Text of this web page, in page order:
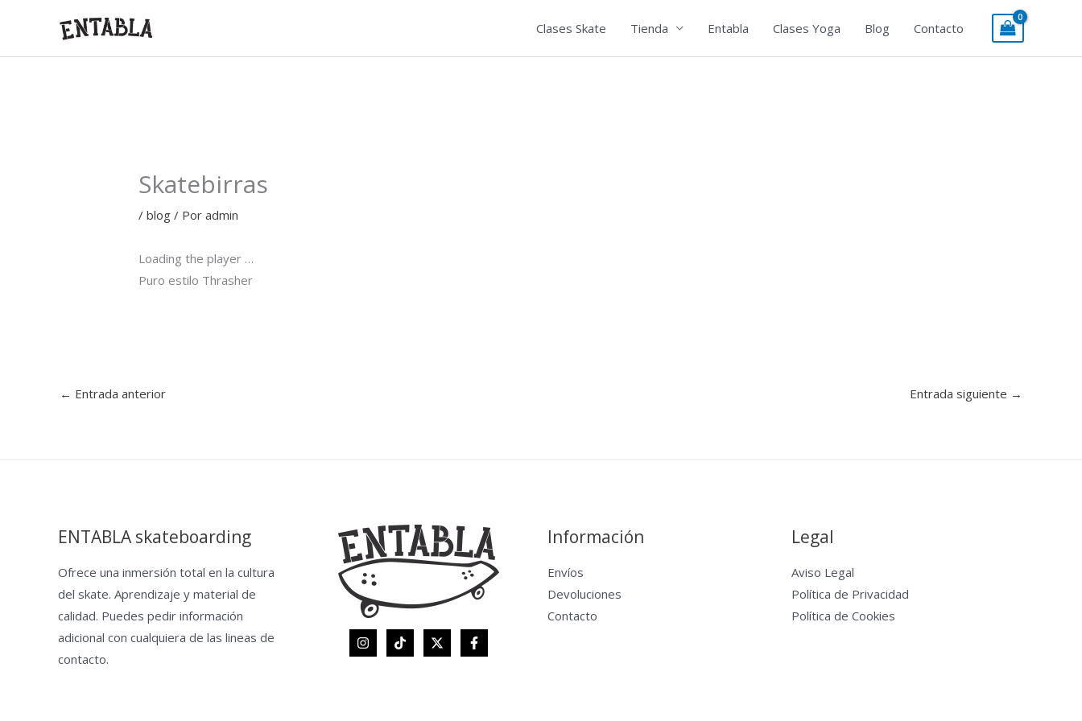
contenido
Clases Skate Tienda Entabla Clases Yoga Blog Contacto
Skatebirras
/blog / Poradmin
Loading the player …
Puro estilo Thrasher
← Entrada anterior Entrada siguiente →
ENTABLA skateboarding
Ofrece una inmersión total en la cultura
del skate. Aprendizaje y material de
calidad. Puedes pedir información
adicional con cualquiera de las lineas de
contacto.
Información
Envíos
Devoluciones
Contacto
Legal
Aviso Legal
Política de Privacidad
Política de Cookies